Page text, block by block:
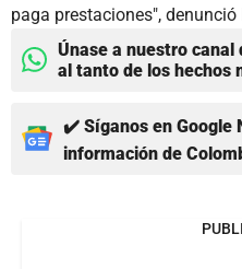
paga prestaciones", denunció
Únase a nuestro canal
al tanto de los hechos
✔️ Síganos en Google
información de